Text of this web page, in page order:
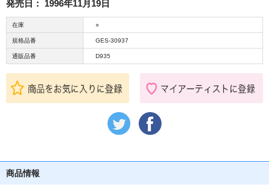
発売日： 1996年11月19日
在庫 ○
規格品番 GES-30937
通販品番 D935
商品情報